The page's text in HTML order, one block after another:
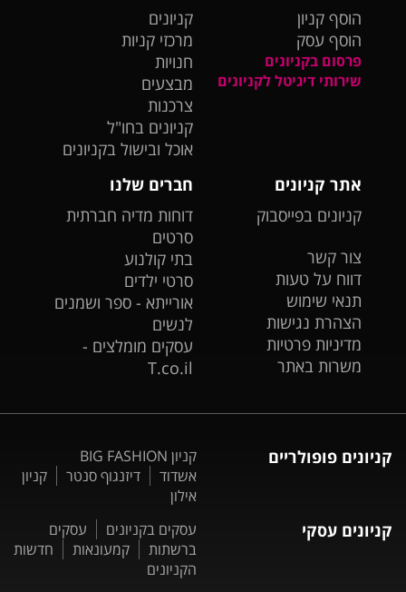
הוסף קניון
הוסף עסק
פרסום בקניונים
שירותי דיגיטל לקניונים
קניונים
מרכזי קניות
חנויות
מבצעים
צרכנות
קניונים בחו"ל
אוכל ובישול בקניונים
אתר קניונים
קניונים בפייסבוק
צור קשר
דווח על טעות
תנאי שימוש
הצהרת נגישות
מדיניות פרטיות
משרות באתר
חברים שלנו
דוחות מדיה חברתית
סרטים
בתי קולנוע
סרטי ילדים
אורייתא - ספר ושמנים
לנשים
עסקים מומלצים -
T.co.il
קניונים פופולריים
קניון BIG FASHION
אשדוד
דיזנגוף סנטר
קניון
אילון
קניונים עסקי עסקים בקניונים
עסקים
ברשתות
קמעונאות
חדשות
הקניונים